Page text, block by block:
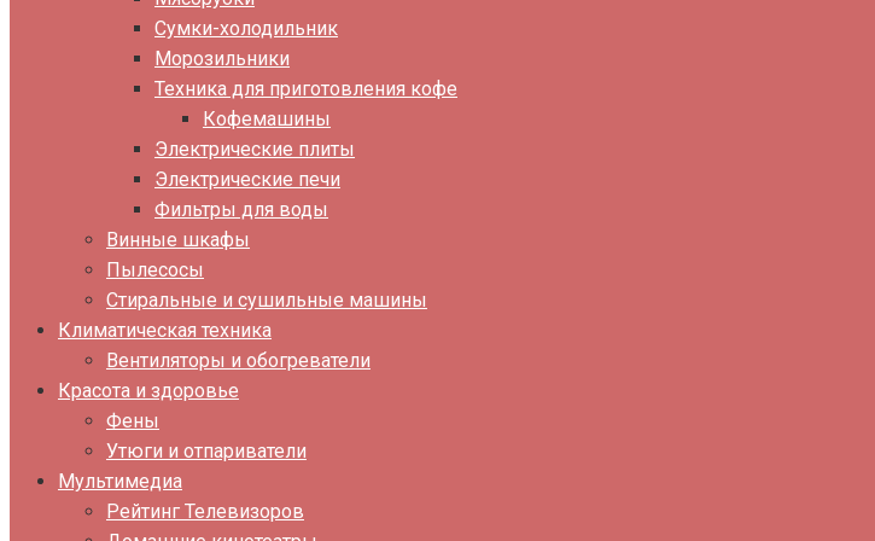
Сумки-холодильник
Морозильники
Техника для приготовления кофе
Кофемашины
Электрические плиты
Электрические печи
Фильтры для воды
Винные шкафы
Пылесосы
Стиральные и сушильные машины
Климатическая техника
Вентиляторы и обогреватели
Красота и здоровье
Фены
Утюги и отпариватели
Мультимедиа
Рейтинг Телевизоров